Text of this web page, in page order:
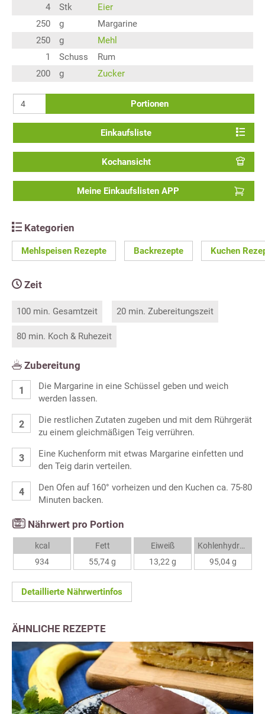
4 Stk
Eier
250
g
Margarine
250
g
Mehl
1
Schuss
Rum
200
g Zucker
Portionen
Einkaufsliste
Kochansicht
Meine Einkaufslisten APP
Kategorien
Mehlspeisen Rezepte Backrezepte Kuchen
Zeit
100 min. Gesamtzeit 20 min. Zubereitungszeit
80 min. Koch & Ruhezeit
Zubereitung
Die Margarine in eine Schüssel geben und weich
werden lassen.
Die restlichen Zutaten zugeben und mit dem Rührgerät
zu einem gleichmäßigen Teig verrühren.
Eine Kuchenform mit etwas Margarine einfetten und
den Teig darin verteilen.
Den Ofen auf 160° vorheizen und den Kuchen ca. 75-80
Minuten backen.
Nährwert pro Portion
kcal
934
Fett
55,74 g
Eiweiß
13,22 g
Kohlenhydrate
95,04 g
Detaillierte Nährwertinfos
ÄHNLICHE REZEPTE